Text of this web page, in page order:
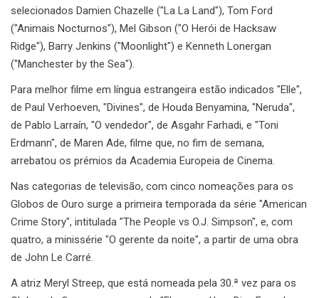
selecionados Damien Chazelle ("La La Land"), Tom Ford
("Animais Nocturnos"), Mel Gibson ("O Herói de Hacksaw
Ridge"), Barry Jenkins ("Moonlight") e Kenneth Lonergan
("Manchester by the Sea").
Para melhor filme em língua estrangeira estão indicados "Elle",
de Paul Verhoeven, "Divines", de Houda Benyamina, "Neruda",
de Pablo Larraín, "O vendedor", de Asgahr Farhadi, e "Toni
Erdmann", de Maren Ade, filme que, no fim de semana,
arrebatou os prémios da Academia Europeia de Cinema.
Nas categorias de televisão, com cinco nomeações para os
Globos de Ouro surge a primeira temporada da série "American
Crime Story", intitulada "The People vs O.J. Simpson", e, com
quatro, a minissérie "O gerente da noite", a partir de uma obra
de John Le Carré.
A atriz Meryl Streep, que está nomeada pela 30.ª vez para os